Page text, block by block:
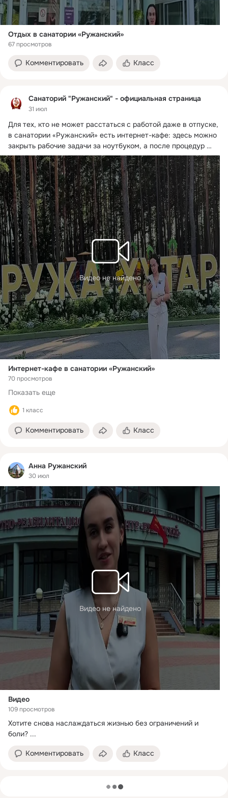
Отдых в санатории «Ружанский»
67 просмотров
Комментировать Класс
Санаторий "Ружанский" - официальная страница
31 июл
Для тех, кто не может расстаться с работой даже в отпуске,
в санатории «Ружанский» есть интернет-кафе: здесь можно
закрыть рабочие задачи за ноутбуком, а после процедур
расслабиться на Xbox. ...
Видео не найдено
Интернет-кафе в санатории «Ружанский»
70 просмотров
Показать еще
1 класс
Комментировать Класс
Анна Ружанский
30 июл
Видео не найдено
Видео
109 просмотров
Хотите снова наслаждаться жизнью без ограничений и
боли? ...
Комментировать Класс